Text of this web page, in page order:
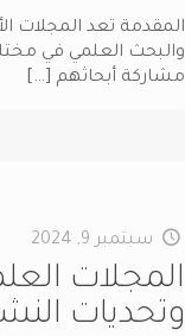
المقدمة تعد المجلات
والبحث العلمي في
مشاركة أبحاثهم […]
سبتمبر 9, 2024
المجلات
وتحديات